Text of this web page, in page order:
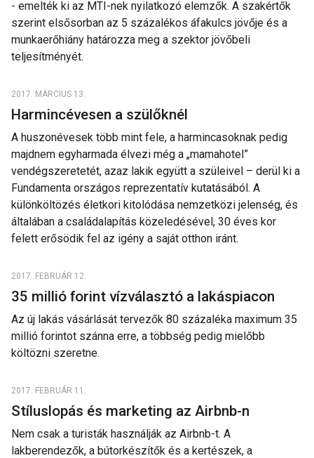
- emelték ki az MTI-nek nyilatkozó elemzők. A szakértők
szerint elsősorban az 5 százalékos áfakulcs jövője és a
munkaerőhiány határozza meg a szektor jövőbeli
teljesítményét.
2017. MÁRCIUS 13.
Harmincévesen a szülőknél
A huszonévesek több mint fele, a harmincasoknak pedig
majdnem egyharmada élvezi még a „mamahotel”
vendégszeretetét, azaz lakik együtt a szüleivel – derül ki a
Fundamenta országos reprezentatív kutatásából. A
különköltözés életkori kitolódása nemzetközi jelenség, és
általában a családalapítás közeledésével, 30 éves kor
felett erősödik fel az igény a saját otthon iránt.
2017. FEBRUÁR 12.
35 millió forint vízválasztó a lakáspiacon
Az új lakás vásárlását tervezők 80 százaléka maximum 35
millió forintot szánna erre, a többség pedig mielőbb
költözni szeretne.
2017. FEBRUÁR 11.
Stíluslopás és marketing az Airbnb-n
Nem csak a turisták használják az Airbnb-t. A
lakberendezők, a bútorkészítők és a kertészek, a